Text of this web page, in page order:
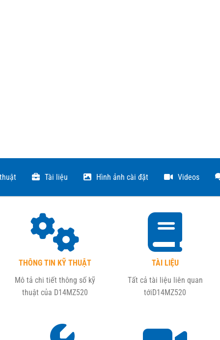
Tài liệu Hình ảnh cài đặt Videos
THÔNG TIN KỸ THUẬT
Mô tả chi tiết thông số kỹ
thuật của D14MZ520
TÀI LIỆU
Tất cả tài liệu liên quan
tớiD14MZ520